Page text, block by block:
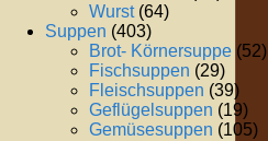
Wurst(64)
Suppen (403)
Brot- Körnersuppe (52)
Fischsuppen (29)
Fleischsuppen (39)
Geflügelsuppen (19)
Gemüsesuppen (105)